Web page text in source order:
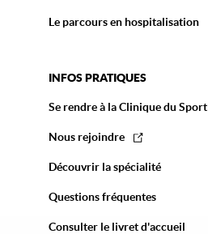
Le parcours en hospitalisation
INFOS PRATIQUES
Se rendre à la Clinique du Sport
Nous rejoindre
Découvrir la spécialité
Questions fréquentes
Consulter le livret d'accueil